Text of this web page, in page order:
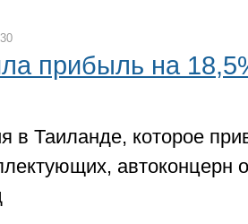
прибыль на
в Таиланде, которое
автоконцерн